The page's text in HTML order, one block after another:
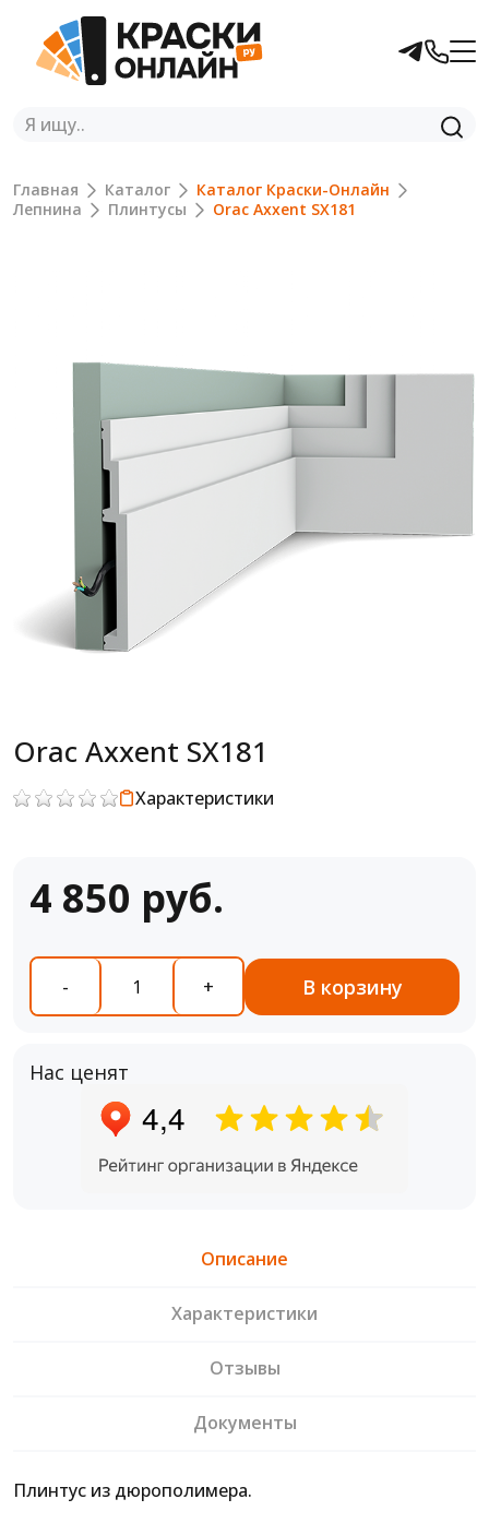
Главная Каталог
Каталог Краски-Онлайн
Лепнина
Плинтусы Orac Axxent SX181
Orac Axxent SX181
Характеристики
4 850 руб.
- + В корзину
Нас ценят
Описание
Характеристики
Отзывы
Документы
Плинтус из дюрополимера.